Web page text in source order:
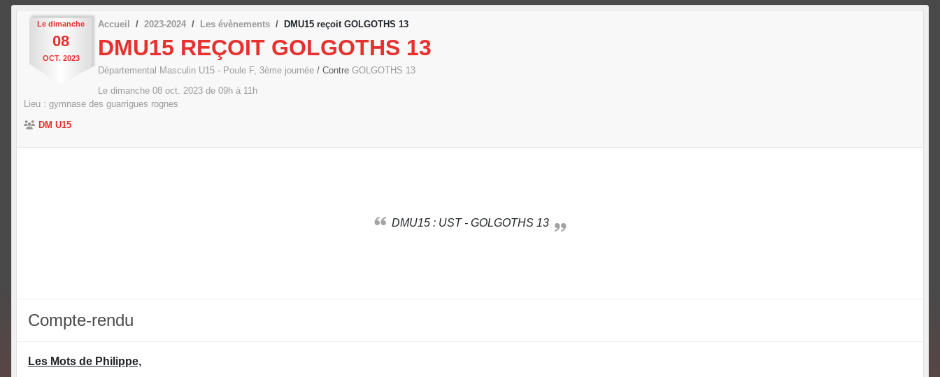
Le dimanche
08
OCT. 2023
Accueil 2023-2024 Les évènements DMU15 reçoit GOLGOTHS 13
DMU15 REÇOIT GOLGOTHS 13
Départemental Masculin U15 - Poule F, 3ème journée / Contre GOLGOTHS 13
Le dimanche 08 oct. 2023 de 09h à 11h
Lieu : gymnase des guarrigues rognes
DM U15
DMU15 : UST - GOLGOTHS 13
Compte-rendu
Les Mots de Philippe,